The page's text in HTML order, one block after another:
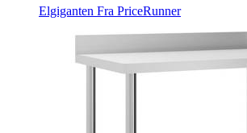
Elgiganten Fra PriceRunner